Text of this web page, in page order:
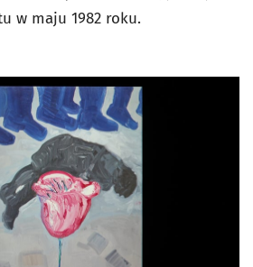
w maju 1982 roku.